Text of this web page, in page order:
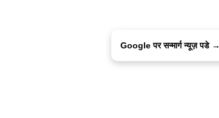
Google पर सन्मार्ग न्यूज़ पडे →